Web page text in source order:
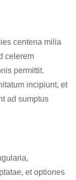
centena milia
celerem
permittit.
incipiunt, et
ad sumptus
et optiones